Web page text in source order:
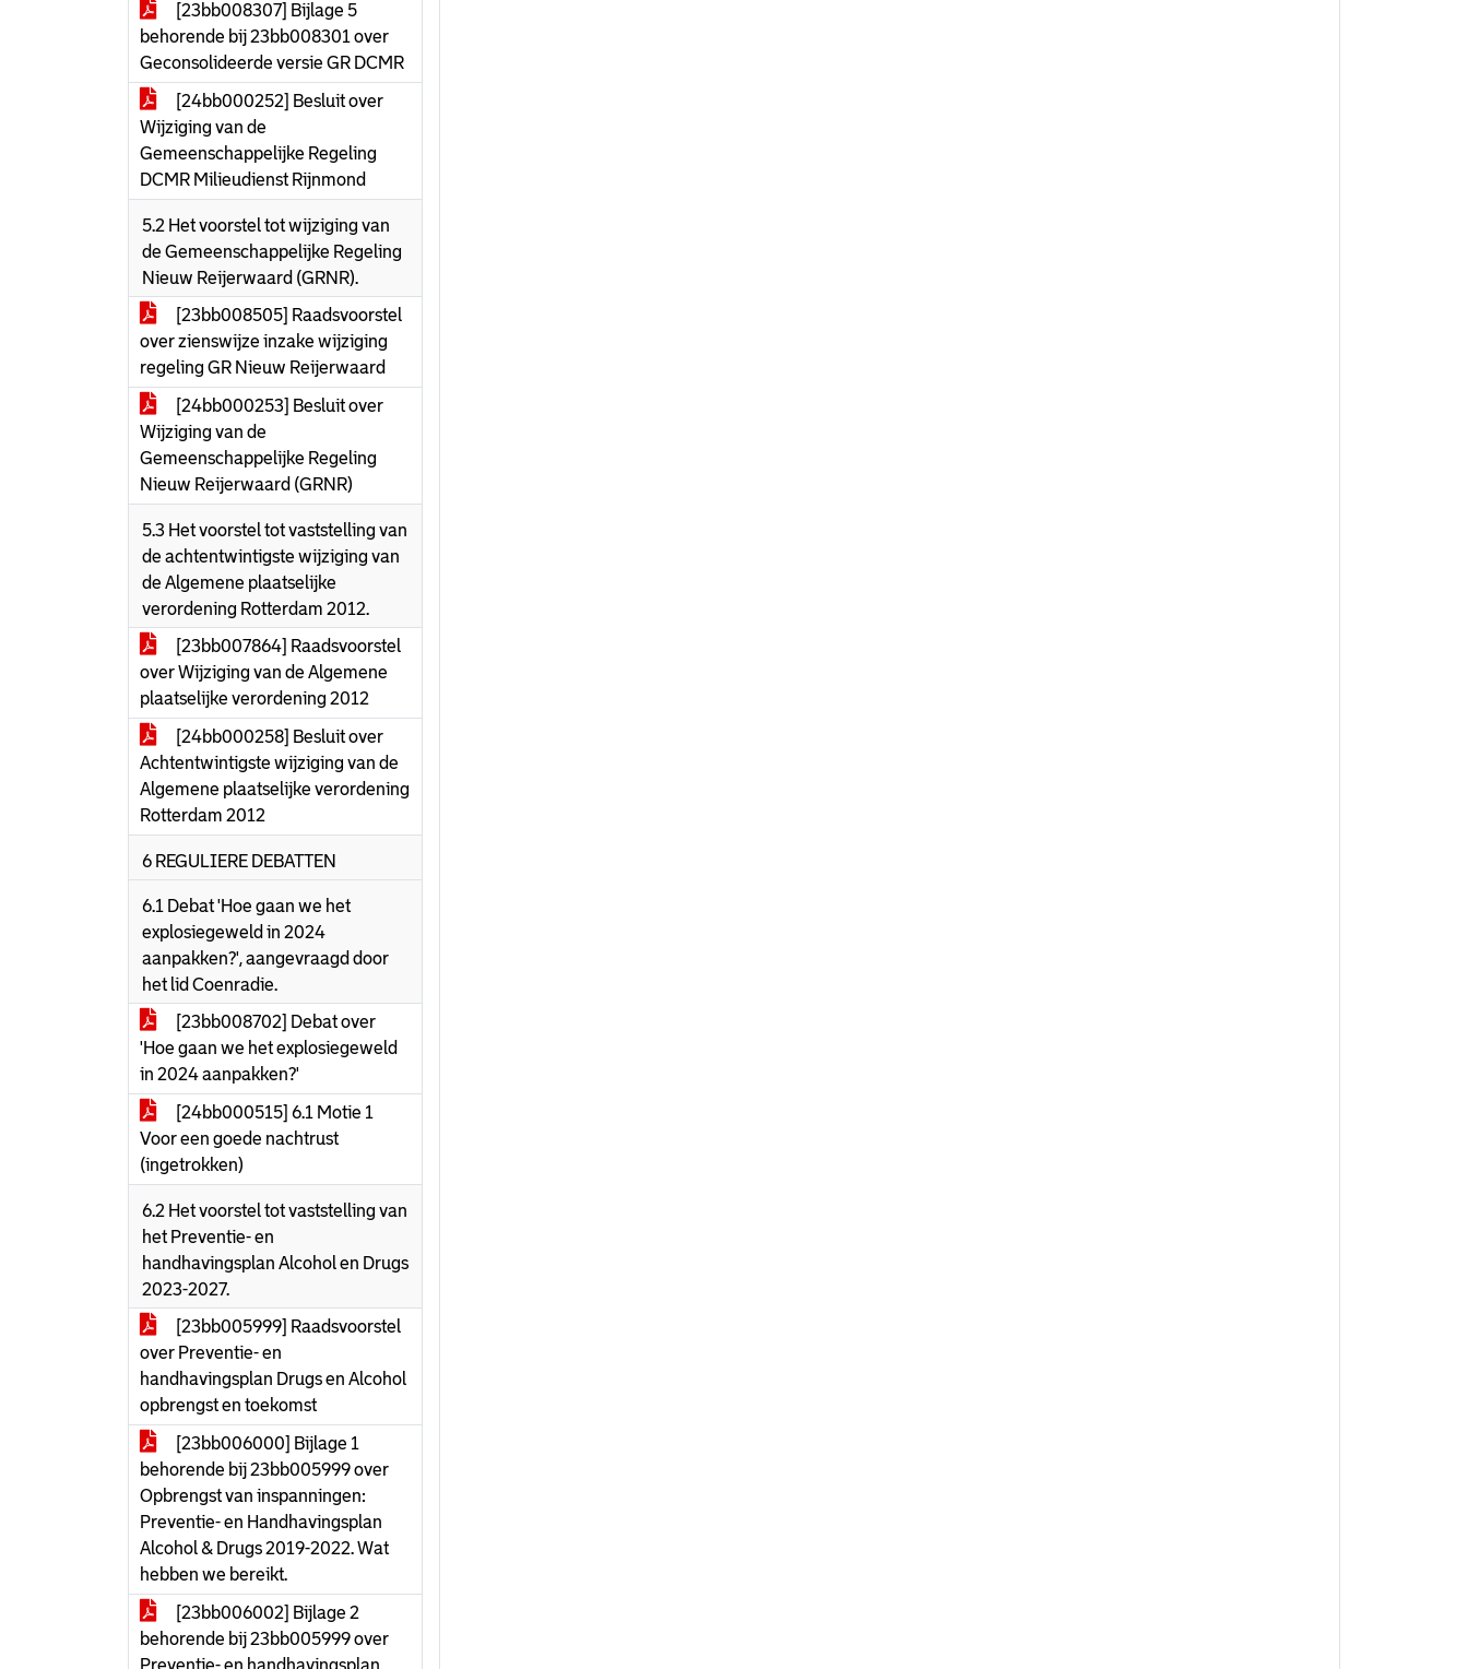
[23bb008307] Bijlage 5
behorende bij 23bb008301 over
Geconsolideerde versie GR DCMR
[24bb000252] Besluit over
Wijziging van de
Gemeenschappelijke Regeling
DCMR Milieudienst Rijnmond
5.2 Het voorstel tot wijziging van
de Gemeenschappelijke Regeling
Nieuw Reijerwaard (GRNR).
[23bb008505] Raadsvoorstel
over zienswijze inzake wijziging
regeling GR Nieuw Reijerwaard
[24bb000253] Besluit over
Wijziging van de
Gemeenschappelijke Regeling
Nieuw Reijerwaard (GRNR)
5.3 Het voorstel tot vaststelling van
de achtentwintigste wijziging van
de Algemene plaatselijke
verordening Rotterdam 2012.
[23bb007864] Raadsvoorstel
over Wijziging van de Algemene
plaatselijke verordening 2012
[24bb000258] Besluit over
Achtentwintigste wijziging van de
Algemene plaatselijke verordening
Rotterdam 2012
6 REGULIERE DEBATTEN
6.1 Debat 'Hoe gaan we het
explosiegeweld in 2024
aanpakken?', aangevraagd door
het lid Coenradie.
[23bb008702] Debat over
'Hoe gaan we het explosiegeweld
in 2024 aanpakken?'
[24bb000515] 6.1 Motie 1
Voor een goede nachtrust
(ingetrokken)
6.2 Het voorstel tot vaststelling van
het Preventie- en
handhavingsplan Alcohol en Drugs
2023-2027.
[23bb005999] Raadsvoorstel
over Preventie- en
handhavingsplan Drugs en Alcohol
opbrengst en toekomst
[23bb006000] Bijlage 1
behorende bij 23bb005999 over
Opbrengst van inspanningen:
Preventie- en Handhavingsplan
Alcohol & Drugs 2019-2022. Wat
hebben we bereikt.
[23bb006002] Bijlage 2
behorende bij 23bb005999 over
Preventie- en handhavingsplan